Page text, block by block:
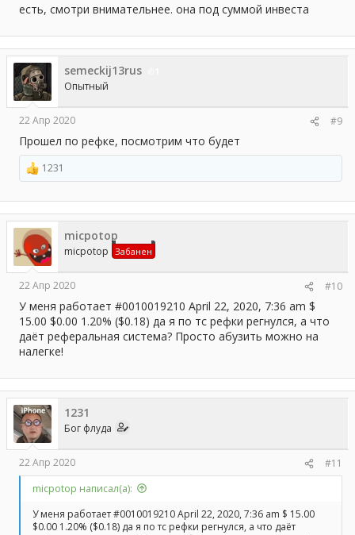
есть, смотри внимательнее. она под суммой инвеста
semeckij13rus
Опытный
22 Апр 2020 #9
Прошел по рефке, посмотрим что будет
Р
е
а
к
ц
и
и
:
1231
micpotop
micpotop Забанен
22 Апр 2020 #10
У меня работает #0010019210 April 22, 2020, 7:36 am $
15.00 $0.00 1.20% ($0.18) да я по тс рефки регнулся, а что
даёт реферальная система? Просто абузить можно на
налегке!
1231
Бог флуда
22 Апр 2020
#11
micpotop написал(а):
У меня работает #0010019210 April 22, 2020, 7:36 am $ 15.00
$0.00 1.20% ($0.18) да я по тс рефки регнулся, а что даёт